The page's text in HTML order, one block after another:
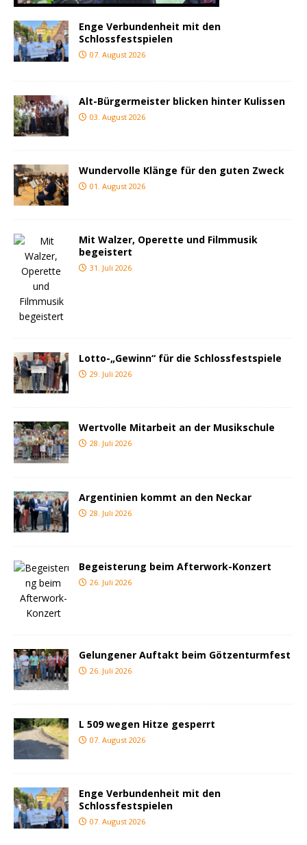
Enge Verbundenheit mit den
Schlossfestspielen
07. August 2026
Alt-Bürgermeister blicken hinter Kulissen
03. August 2026
Wundervolle Klänge für den guten Zweck
01. August 2026
Mit Walzer, Operette und Filmmusik
begeistert
31. Juli 2026
Lotto-„Gewinn“ für die Schlossfestspiele
29. Juli 2026
Wertvolle Mitarbeit an der Musikschule
28. Juli 2026
Argentinien kommt an den Neckar
28. Juli 2026
Begeisterung beim Afterwork-Konzert
26. Juli 2026
Gelungener Auftakt beim Götzenturmfest
26. Juli 2026
L 509 wegen Hitze gesperrt
07. August 2026
Enge Verbundenheit mit den
Schlossfestspielen
07. August 2026